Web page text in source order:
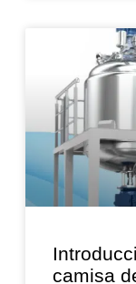
camisa